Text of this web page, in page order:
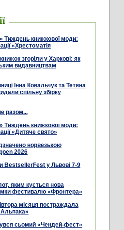
Тиждень книжкової моди:
«Хрестоматія
згоріли у Харкові: як
видавництвам
Інна Ковальчук та Тетяна
спільну збірку
разом...
Тиждень книжкової моди:
«Дитяче свято»
норвезькою
2026
BestsellerFest у Львові 7-9
яким кується нова
фестивалю «Фронтера»
місяця постраждала
сьомий «Чендей-фест»